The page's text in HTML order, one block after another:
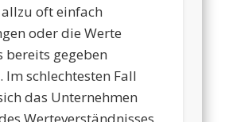
oft einfach
oder die Werte
bereits gegeben
Im schlechtesten Fall
das Unternehmen
Werteverständnisses